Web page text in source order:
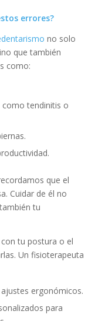
errores?
no solo
que también
como:
tendinitis o
que el
Cuidar de él no
tu
tu postura o el
Un fisioterapeuta
ergonómicos.
para